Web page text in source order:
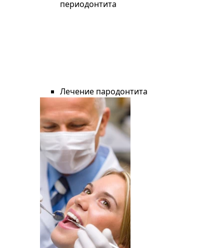
периодонтита
Лечение пародонтита